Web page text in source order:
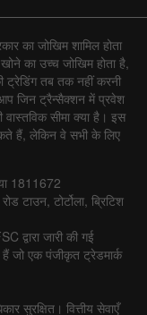
का जोखिम शामिल होता
का उच्च जोखिम होता है,
तब तक नहीं करनी
जिन ट्रैन्सैक्शन में प्रवेश
सीमा क्या है। इस
हैं, लेकिन वे सभी के लिए
1811672
टाउन, टोर्टोला, ब्रिटिश
जारी की गई
हैं जो एक पंजीकृत ट्रेडमार्क
सुरक्षित। वित्तीय सेवाएँ